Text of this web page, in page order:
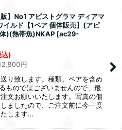
販】No1 アピストグラマ ディアマ
イルド【1ペア 個体販売】(アピ
)(熱帯魚)NKAP [ac29-
込)
円
り致します。種類、ペアを含め
ものではございませんので、最
文お願いいたします。写真の個
ましたので、ご注文前に今一度
します…